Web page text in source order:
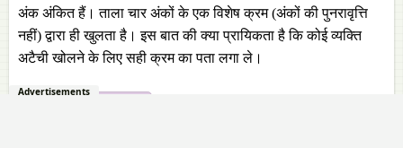
अंक अंकित हैं। ताला चार अंकों के एक विशेष क्रम (अंकों की पुनरावृत्ति
नहीं) द्वारा ही खुलता है। इस बात की क्या प्रायिकता है कि कोई व्यक्ति
अटैची खोलने के लिए सही क्रम का पता लगा ले।
Advertisements